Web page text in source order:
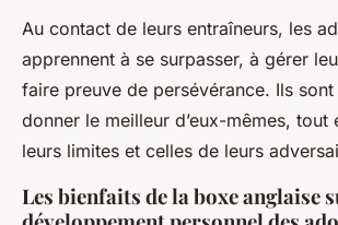
Au contact de leurs entraîneurs, les
apprennent à se surpasser, à gérer
faire preuve de persévérance. Ils
donner le meilleur d’eux-mêmes, tout
leurs limites et celles de leurs
Les bienfaits de la boxe anglaise